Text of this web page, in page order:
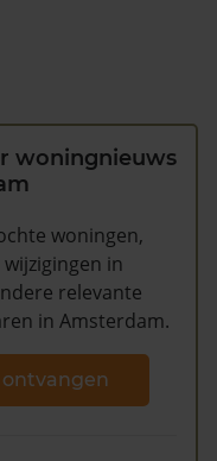
woningnieuws
woningen,
in
relevante
in Amsterdam.